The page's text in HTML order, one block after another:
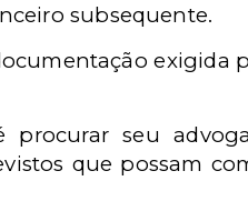
subsequente.
exigida
seu
que possam